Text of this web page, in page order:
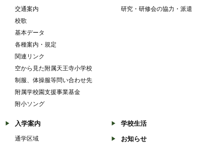
交通案内
校歌
基本データ
各種案内・規定
関連リンク
空から見た附属天王寺小学校
制服、体操服等問い合わせ先
附属学校園支援事業基金
附小ソング
研究・研修会の協力・派遣
入学案内
通学区域
学校生活
お知らせ